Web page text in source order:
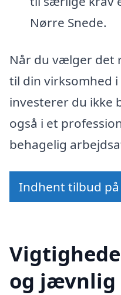
Nørre Snede.
Når du vælger det
til din virksomhed i
investerer du ikke
også i et
behagelig
Indhent tilbud
og jævnlig